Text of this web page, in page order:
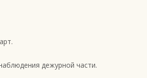
дежурной части.